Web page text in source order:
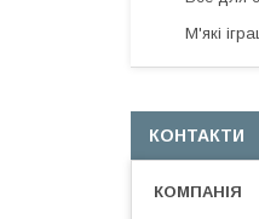
М'які
КОНТАКТИ